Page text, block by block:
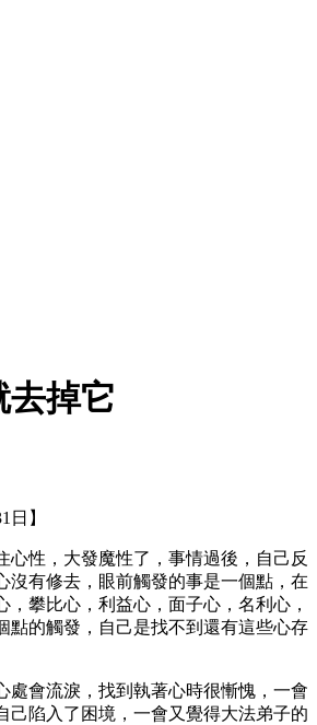
去掉它
日】
心性，大發魔性了，事情過後，自己反
沒有修去，眼前觸發的事是一個點，在
，攀比心，利益心，面子心，名利心，
點的觸發，自己是找不到還有這些心存
處會流淚，找到執著心時很慚愧，一會
己陷入了困境，一會又覺得大法弟子的